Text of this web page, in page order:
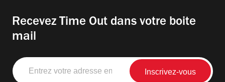
Recevez Time Out dans votre boite
mail
Entrez
votre